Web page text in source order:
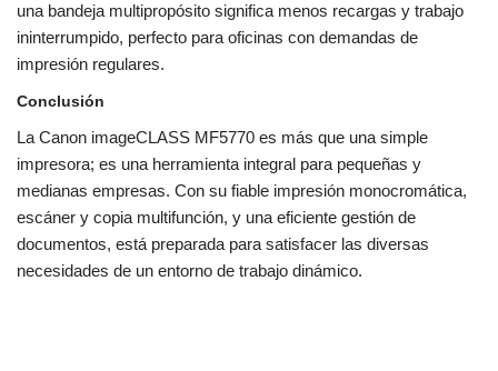
una bandeja multipropósito significa menos recargas y trabajo
ininterrumpido, perfecto para oficinas con demandas de
impresión regulares.
Conclusión
La Canon imageCLASS MF5770 es más que una simple
impresora; es una herramienta integral para pequeñas y
medianas empresas. Con su fiable impresión monocromática,
escáner y copia multifunción, y una eficiente gestión de
documentos, está preparada para satisfacer las diversas
necesidades de un entorno de trabajo dinámico.